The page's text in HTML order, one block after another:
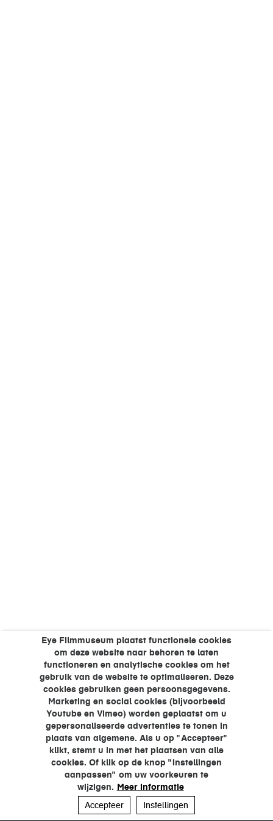
Eye Filmmuseum plaatst functionele cookies
om deze website naar behoren te laten
functioneren en analytische cookies om het
gebruik van de website te optimaliseren. Deze
cookies gebruiken geen persoonsgegevens.
Marketing en social cookies (bijvoorbeeld
Youtube en Vimeo) worden geplaatst om u
gepersonaliseerde advertenties te tonen in
plaats van algemene. Als u op "Accepteer"
klikt, stemt u in met het plaatsen van alle
cookies. Of klik op de knop "Instellingen
aanpassen" om uw voorkeuren te
wijzigen. Meer informatie
Accepteer
Instellingen